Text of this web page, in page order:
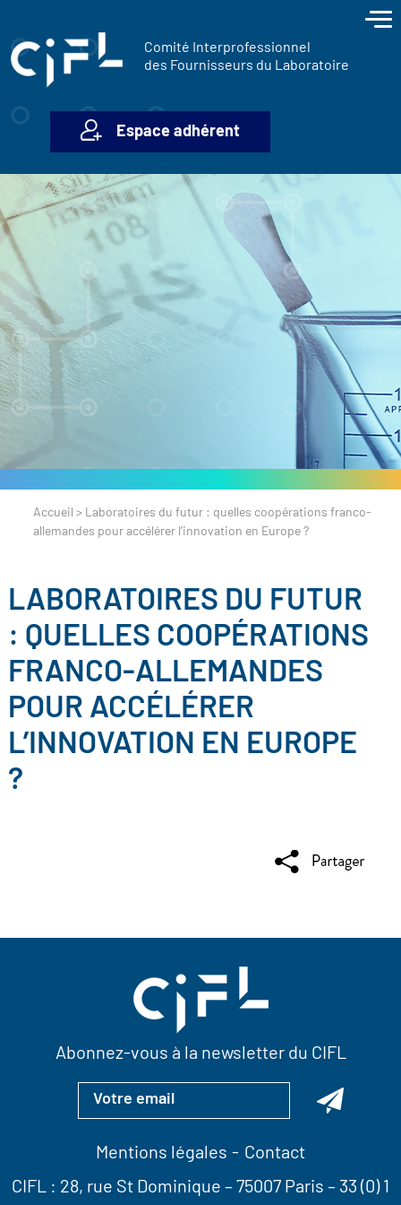
Comité Interprofessionnel
des Fournisseurs du Laboratoire
Espace adhérent
Accueil > Laboratoires du futur : quelles coopérations franco-
allemandes pour accélérer l’innovation en Europe ?
LABORATOIRES DU FUTUR
: QUELLES COOPÉRATIONS
FRANCO-ALLEMANDES
POUR ACCÉLÉRER
L’INNOVATION EN EUROPE
?
Abonnez-vous à la newsletter du CIFL
Mentions légales
Contact
CIFL : 28, rue St Dominique – 75007 Paris – 33 (0) 1